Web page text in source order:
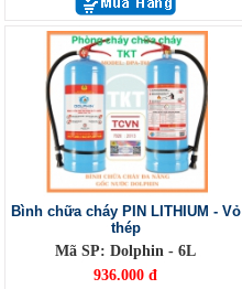
Bình chữa cháy PIN LITHIUM - Vỏ
thép
Mã SP: Dolphin - 6L
936.000 đ